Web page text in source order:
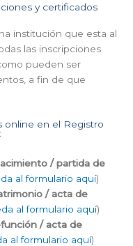
y certificados
institución que esta al
las inscripciones
pueden ser
a fin de que
online en el Registro
/ partida de
al formulario aquí)
/ acta de
al formulario aquí)
/ acta de
al formulario aquí)